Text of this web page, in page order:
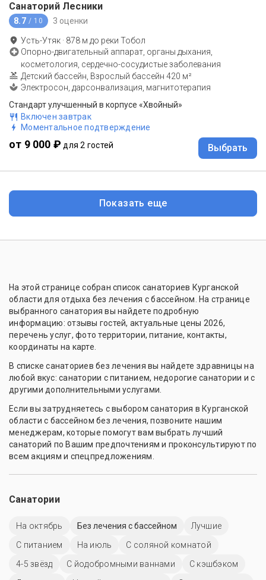
Санаторий Лесники
8.7 / 10 3 оценки
Усть-Утяк · 878 м до реки Тобол
Опорно-двигательный аппарат, органы дыхания,
косметология, сердечно-сосудистые заболевания
Детский бассейн, Взрослый бассейн 420 м²
Электросон, дарсонвализация, магнитотерапия
Стандарт улучшенный в корпусе «Хвойный»
Включен завтрак
Моментальное подтверждение
от 9 000 ₽ для 2 гостей Выбрать
Показать еще
На этой странице собран список санаториев Курганской
области для отдыха без лечения с бассейном. На странице
выбранного санатория вы найдете подробную
информацию: отзывы гостей, актуальные цены 2026,
перечень услуг, фото территории, питание, контакты,
координаты на карте.
В списке санаториев без лечения вы найдете здравницы на
любой вкус: санатории с питанием, недорогие санатории и с
другими дополнительными услугами.
Если вы затрудняетесь с выбором санатория в Курганской
области с бассейном без лечения, позвоните нашим
менеджерам, которые помогут вам выбрать лучший
санаторий по Вашим предпочтениям и проконсультируют по
всем акциям и спецпредложениям.
Санатории
На октябрь Без лечения с бассейном
Лучшие
С питанием
На июль
С соляной комнатой
4-5 звёзд
С йодобромными ваннами
С кэшбэком